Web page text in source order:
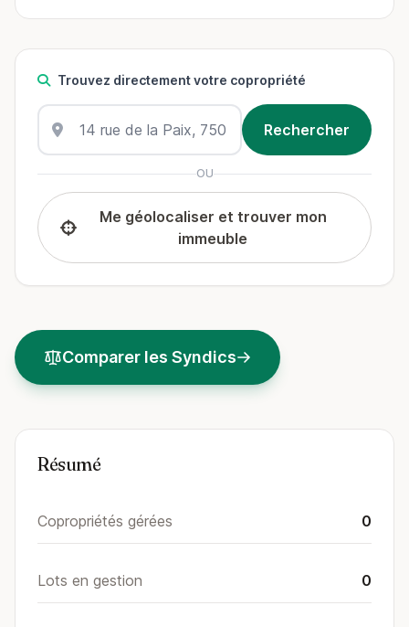
Trouvez directement votre copropriété
OU
Me géolocaliser et trouver mon
immeuble
Comparer les Syndics
Résumé
Copropriétés gérées 0
Lots en gestion 0